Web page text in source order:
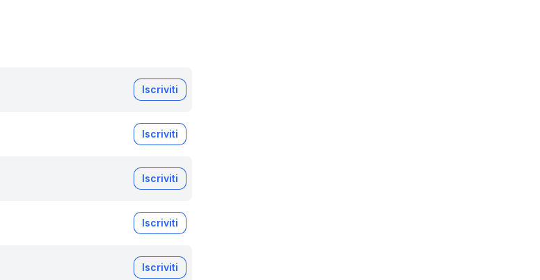
Iscriviti
Iscriviti
Iscriviti
Iscriviti
Iscriviti